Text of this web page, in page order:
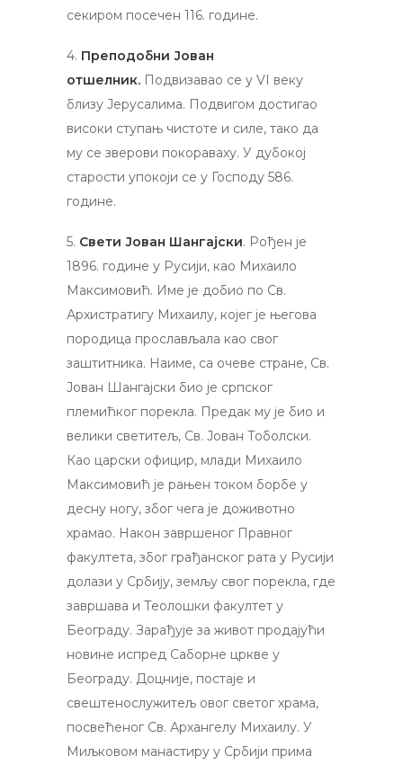
секиром посечен 116. године.
4. Преподобни Јован
отшелник. Подвизавао се у VI веку
близу Јерусалима. Подвигом достигао
високи ступањ чистоте и силе, тако да
му се зверови покораваху. У дубокој
старости упокоји се у Господу 586.
године.
5. Свети Јован Шангајски. Рођен је
1896. године у Русији, као Михаило
Максимовић. Име је добио по Св.
Архистратигу Михаилу, којег је његова
породица прослављала као свог
заштитника. Наиме, са очеве стране, Св.
Јован Шангајски био је српског
племићког порекла. Предак му је био и
велики светитељ, Св. Јован Тоболски.
Као царски официр, млади Михаило
Максимовић је рањен током борбе у
десну ногу, због чега је доживотно
храмао. Након завршеног Правног
факултета, због грађанског рата у Русији
долази у Србију, земљу свог порекла, где
завршава и Теолошки факултет у
Београду. Зарађује за живот продајући
новине испред Саборне цркве у
Београду. Доцније, постаје и
свештенослужитељ овог светог храма,
посвећеног Св. Архангелу Михаилу. У
Миљковом манастиру у Србији прима